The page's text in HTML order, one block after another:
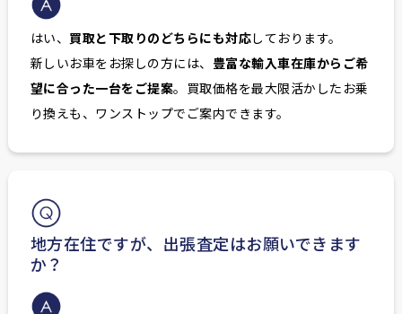
はい、 買取と下取りのどちらにも対応しております。
新しいお車をお探しの方には、 豊富な輸入車在庫からご希
望に合った一台をご提案。買取価格を最大限活かしたお乗
り換えも、ワンストップでご案内できます。
地方在住ですが、出張査定はお願いできます
か？